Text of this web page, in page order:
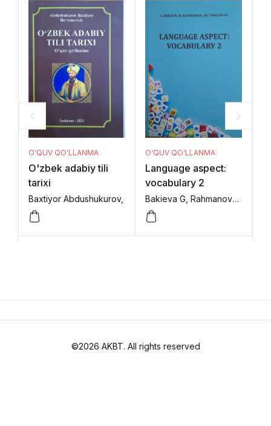
O‘QUV QO‘LLANMA
O'zbek adabiy tili
tarixi
Baxtiyor Abdushukurov,
O‘QUV QO‘LLANMA
Language aspect:
vocabulary 2
Bakieva G, Rahmanova M., Turgunova Sh,
©2026 AKBT. All rights reserved